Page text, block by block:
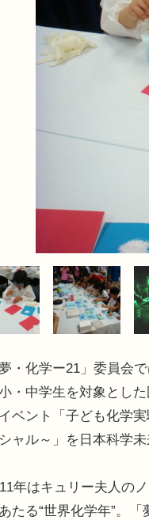
・化学ー21」委員会で
・中学生を対象とし
ベント「子ども化学
ャル～」を日本科学未
年はキュリー夫人の
たる“世界化学年”。